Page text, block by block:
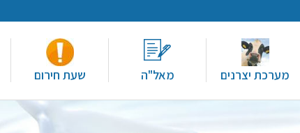
מערכת יצרנים מאל"ה שעת חירום